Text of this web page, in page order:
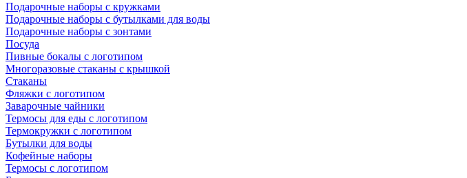
Подарочные наборы с кружками
Подарочные наборы с бутылками для воды
Подарочные наборы с зонтами
Посуда
Пивные бокалы с логотипом
Многоразовые стаканы с крышкой
Стаканы
Фляжки с логотипом
Заварочные чайники
Термосы для еды с логотипом
Термокружки с логотипом
Бутылки для воды
Кофейные наборы
Термосы с логотипом